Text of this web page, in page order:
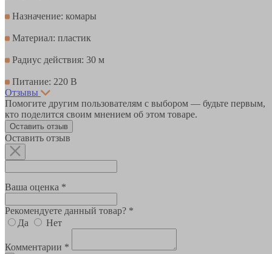
Назначение: комары
Материал: пластик
Радиус действия: 30 м
Питание: 220 В
Отзывы
Помогите другим пользователям с выбором — будьте первым,
кто поделится своим мнением об этом товаре.
Оставить отзыв
Оставить отзыв
Ваша оценка *
Рекомендуете данный товар? *
Да
Нет
Комментарии *